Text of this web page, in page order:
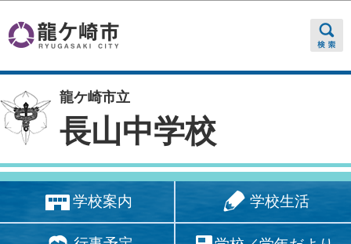
龍ケ崎市立
長山中学校
学校案内 学校生活